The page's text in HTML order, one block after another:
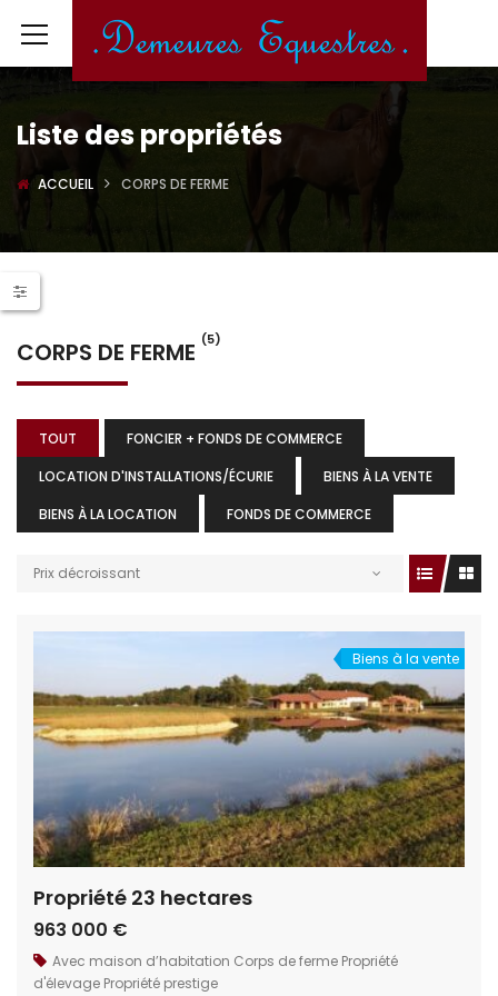
Liste des propriétés
ACCUEIL CORPS DE FERME
CORPS DE FERME (5)
TOUT
FONCIER + FONDS DE COMMERCE
LOCATION D'INSTALLATIONS/ÉCURIE
BIENS À LA VENTE
BIENS À LA LOCATION
FONDS DE COMMERCE
Prix décroissant
Biens à la vente
Propriété 23 hectares
963 000 €
Avec maison d’habitation Corps de ferme Propriété
d'élevage Propriété prestige